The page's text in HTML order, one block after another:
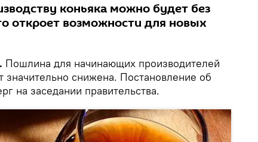
коньяка можно будет без
откроет возможности для новых
Пошлина для начинающих производителей
значительно снижена. Постановление об
на заседании правительства.